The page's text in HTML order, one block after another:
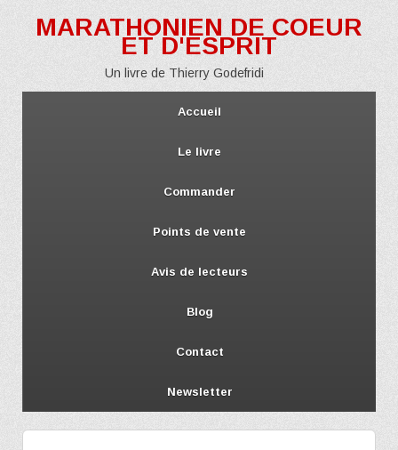
MARATHONIEN DE COEUR
ET D'ESPRIT
Un livre de Thierry Godefridi
Accueil
Le livre
Commander
Points de vente
Avis de lecteurs
Blog
Contact
Newsletter